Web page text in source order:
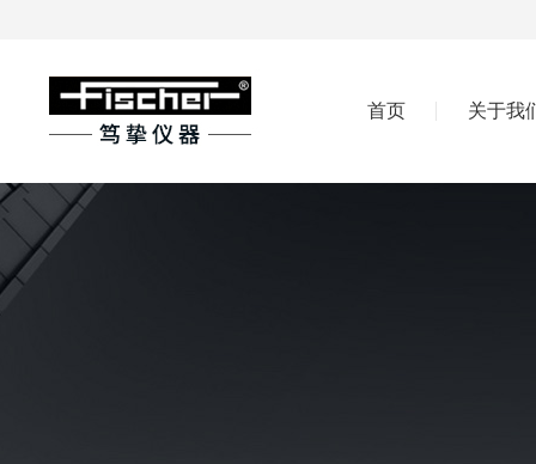
首页 关于我